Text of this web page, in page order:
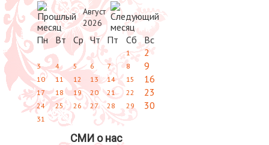
Август
2026
Пн Вт Ср Чт Пт Сб Вс
1 2
3 4 5 6 7 8 9
10 11 12 13 14 15 16
17 18 19 20 21 22 23
24 25 26 27 28 29 30
31
СМИ о нас